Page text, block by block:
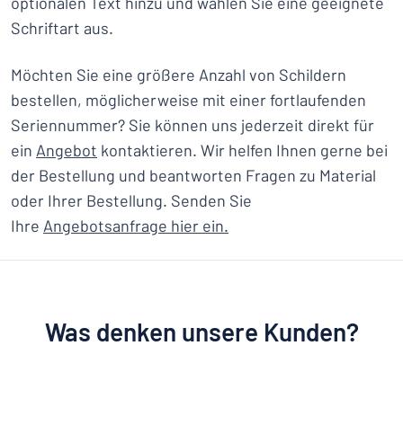
Schriftart aus.
Möchten Sie eine größere Anzahl von Schildern
bestellen, möglicherweise mit einer fortlaufenden
Seriennummer? Sie können uns jederzeit direkt für
ein Angebot kontaktieren. Wir helfen Ihnen gerne bei
der Bestellung und beantworten Fragen zu Material
oder Ihrer Bestellung. Senden Sie
Ihre Angebotsanfrage hier ein.
Was denken unsere Kunden?